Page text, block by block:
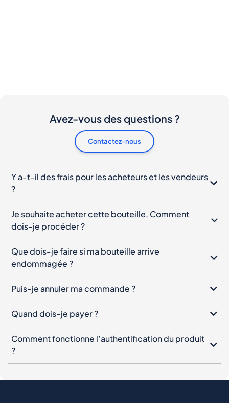
Avez-vous des questions ?
Contactez-nous
Y a-t-il des frais pour les acheteurs et les vendeurs
?
Je souhaite acheter cette bouteille. Comment
dois-je procéder ?
Que dois-je faire si ma bouteille arrive
endommagée ?
Puis-je annuler ma commande ?
Quand dois-je payer ?
Comment fonctionne l’authentification du produit
?